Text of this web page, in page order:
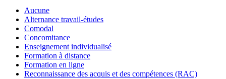
Aucune
Alternance travail-études
Comodal
Concomitance
Enseignement individualisé
Formation à distance
Formation en ligne
Reconnaissance des acquis et des compétences (RAC)